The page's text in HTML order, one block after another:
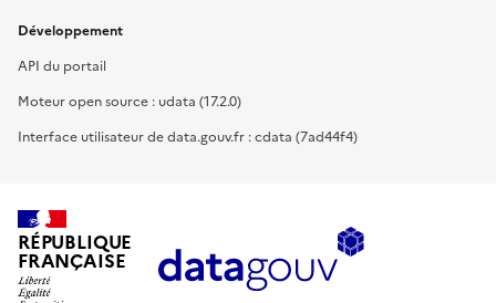
Développement
API du portail
Moteur open source : udata (17.2.0)
Interface utilisateur de data.gouv.fr : cdata (7ad44f4)
RÉPUBLIQUE
FRANÇAISE